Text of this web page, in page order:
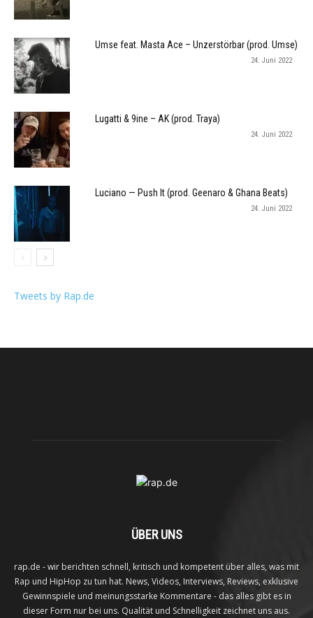
Umse feat. Masta Ace – Unzerstörbar (prod. Umse)
24. Juni 2022
Lugatti & 9ine – AK (prod. Traya)
24. Juni 2022
Luciano — Push It (prod. Geenaro & Ghana Beats)
24. Juni 2022
Tweets by Rap.de
ÜBER UNS
rap.de - wir berichten schnell, kritisch und kompetent über alles, was mit
Rap und HipHop zu tun hat. News, Videos, Interviews, Reviews, exklusive
Gewinnspiele und meinungsstarke Kommentare - das alles gibt es in
dieser Form nur bei uns. Qualität und Schnelligkeit zeichnet uns aus.